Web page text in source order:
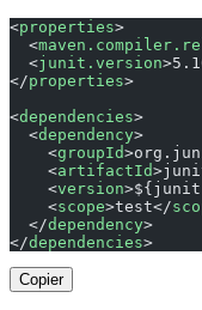
<properties>
  <
  <
junit.version
</properties>
<dependencies>
  <
dependency>
    <
groupId
    <
artifactId
    <
version
    <
scope>test</
  </
dependency>
</dependencies>
Copier